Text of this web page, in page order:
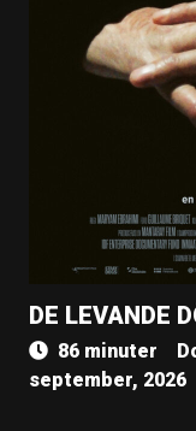
DE LEVANDE
86 minuter
september, 2026